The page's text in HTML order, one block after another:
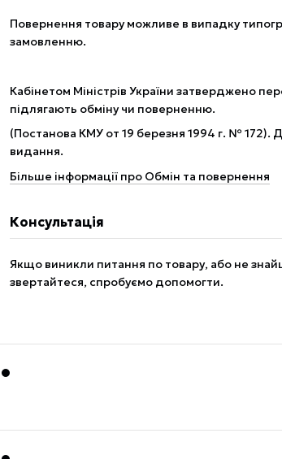
Повернення товару можливе в випадку
замовленню.
Кабінетом Міністрів України затверджено
підлягають обміну чи поверненню.
(Постанова КМУ от 19 березня 1994 г. № 172).
видання.
Більше інформації про Обмін та повернення
Консультація
Якщо виникли питання по товару, або не
звертайтеся, спробуємо допомогти.